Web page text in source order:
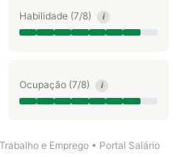
Habilidade (7/8) i
Ocupação (7/8) i
e Emprego • Portal Salário